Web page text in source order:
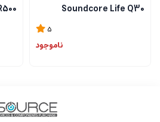
Soundcore Life Q30
5
ناموجود
R500